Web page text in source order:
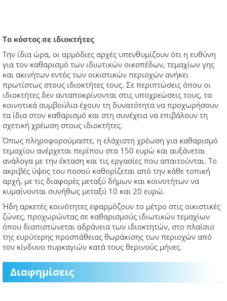
Το κόστος σε ιδιοκτήτες
Την ίδια ώρα, οι αρμόδιες αρχές υπενθυμίζουν ότι η ευθύνη
για τον καθαρισμό των ιδιωτικών οικοπέδων, τεμαχίων γης
και ακινήτων εντός των οικιστικών περιοχών ανήκει
πρωτίστως στους ιδιοκτήτες τους. Σε περιπτώσεις όπου οι
ιδιοκτήτες δεν ανταποκρίνονται στις υποχρεώσεις τους, τα
κοινοτικά συμβούλια έχουν τη δυνατότητα να προχωρήσουν
τα ίδια στον καθαρισμό και στη συνέχεια να επιβάλουν τη
σχετική χρέωση στους ιδιοκτήτες.
Όπως πληροφορούμαστε, η ελάχιστη χρέωση για καθαρισμό
τεμαχίου ανέρχεται περίπου στα 150 ευρώ και αυξάνεται
ανάλογα με την έκταση και τις εργασίες που απαιτούνται. Το
ακριβές ύψος του ποσού καθορίζεται από την κάθε τοπική
αρχή, με τις διαφορές μεταξύ δήμων και κοινοτήτων να
κυμαίνονται συνήθως μεταξύ 10 και 20 ευρώ.
Ήδη αρκετές κοινότητες εφαρμόζουν το μέτρο στις οικιστικές
ζώνες, προχωρώντας σε καθαρισμούς ιδιωτικών τεμαχίων
όπου διαπιστώνεται αδράνεια των ιδιοκτητών, στο πλαίσιο
της ευρύτερης προσπάθειας θωράκισης των περιοχών από
τον κίνδυνο πυρκαγιών κατά τους θερινούς μήνες.
Διαφημίσεις